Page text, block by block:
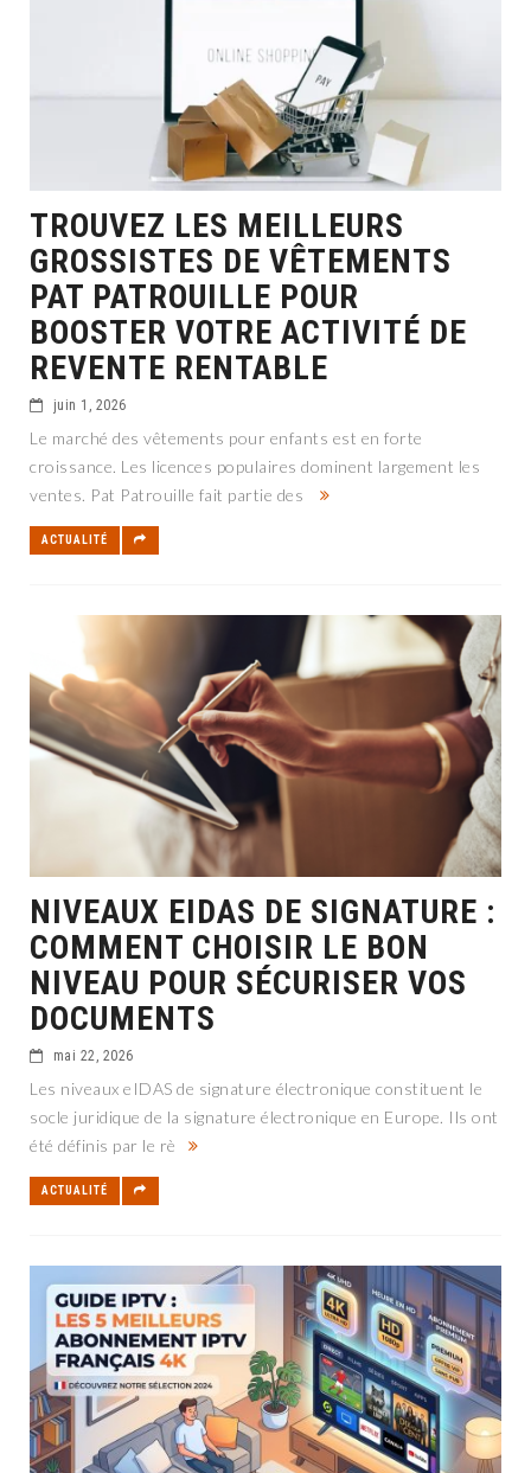
TROUVEZ LES MEILLEURS
GROSSISTES DE VÊTEMENTS
PAT PATROUILLE POUR
BOOSTER VOTRE ACTIVITÉ DE
REVENTE RENTABLE
juin 1, 2026
Le marché des vêtements pour enfants est en forte
croissance. Les licences populaires dominent largement les
ventes. Pat Patrouille fait partie des
ACTUALITÉ
NIVEAUX EIDAS DE SIGNATURE :
COMMENT CHOISIR LE BON
NIVEAU POUR SÉCURISER VOS
DOCUMENTS
mai 22, 2026
Les niveaux eIDAS de signature électronique constituent le
socle juridique de la signature électronique en Europe. Ils ont
été définis par le rè
ACTUALITÉ